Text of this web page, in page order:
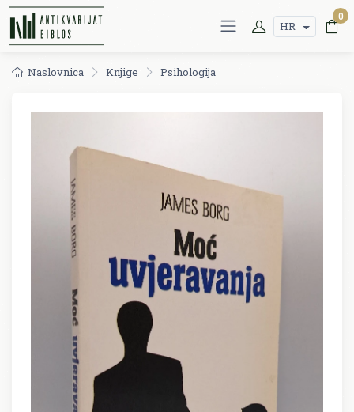
HR
0
Naslovnica Knjige Psihologija